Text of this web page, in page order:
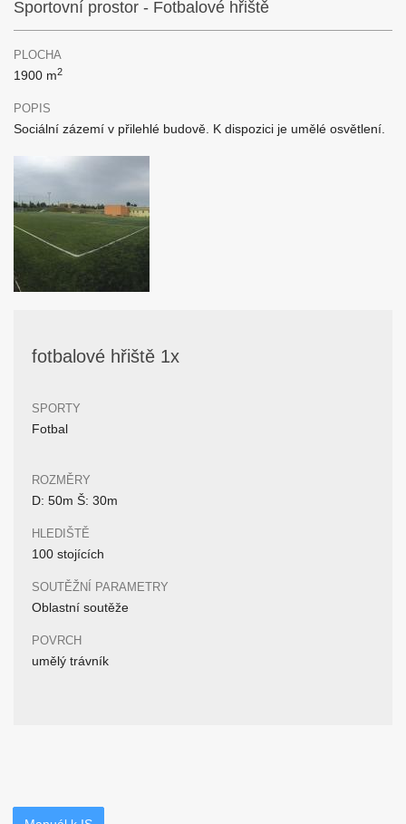
Sportovní prostor - Fotbalové hřiště
PLOCHA
1900 m2
POPIS
Sociální zázemí v přilehlé budově. K dispozici je umělé osvětlení.
fotbalové hřiště 1x
SPORTY
Fotbal
ROZMĚRY
D: 50m Š: 30m
HLEDIŠTĚ
100 stojících
SOUTĚŽNÍ PARAMETRY
Oblastní soutěže
POVRCH
umělý trávník